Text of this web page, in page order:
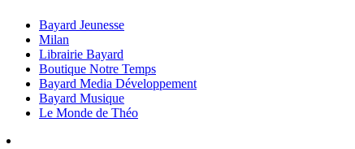
Bayard Jeunesse
Milan
Librairie Bayard
Boutique Notre Temps
Bayard Media Développement
Bayard Musique
Le Monde de Théo